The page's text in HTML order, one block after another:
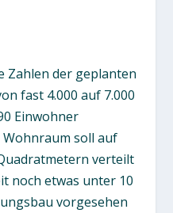
Zahlen der geplanten
fast 4.000 auf 7.000
Einwohner
soll auf
verteilt
noch etwas unter 10
vorgesehen